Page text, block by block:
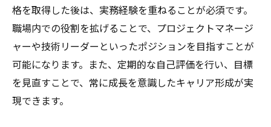
格を取得した後は、実務経験を重ねることが必須です。
職場内での役割を拡げることで、プロジェクトマネージ
ャーや技術リーダーといったポジションを目指すことが
可能になります。また、定期的な自己評価を行い、目標
を見直すことで、常に成長を意識したキャリア形成が実
現できます。